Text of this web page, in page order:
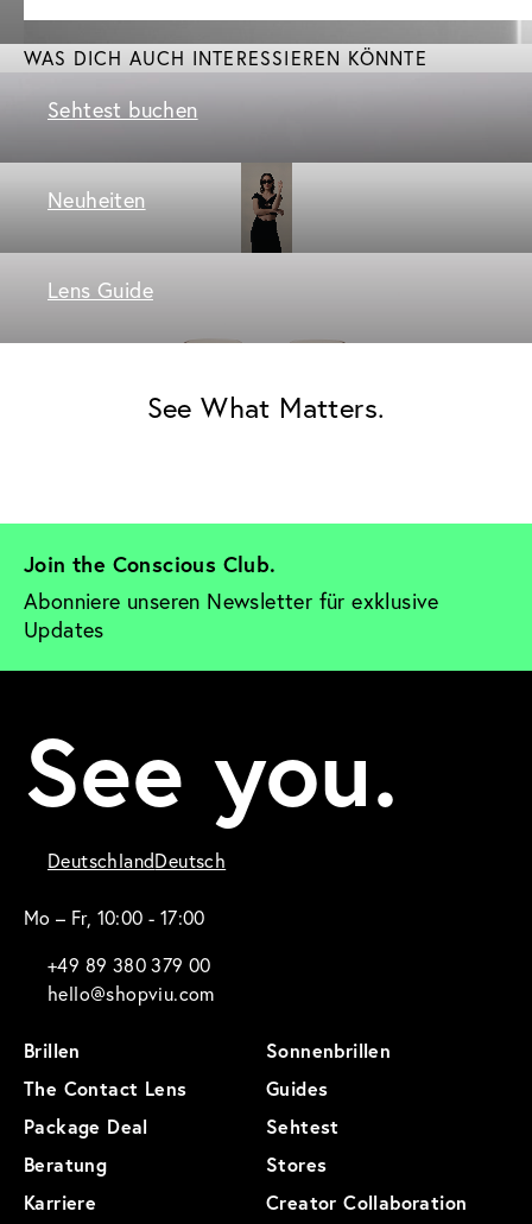
WAS DICH AUCH INTERESSIEREN KÖNNTE
Sehtest buchen
Neuheiten
Lens Guide
See What Matters.
Join the Conscious Club.
Abonniere unseren Newsletter für exklusive
Updates
See you.
DeutschlandDeutsch
Mo – Fr, 10:00 - 17:00
+49 89 380 379 00
hello@shopviu.com
Brillen
Sonnenbrillen
The Contact Lens
Guides
Package Deal
Sehtest
Beratung
Stores
Karriere
Creator Collaboration